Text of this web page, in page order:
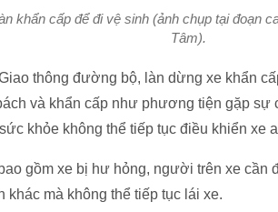
khẩn cấp để đi vệ sinh (ảnh chụp tại đoạn
Tâm).
thông đường bộ, làn dừng xe khẩn
và khẩn cấp như phương tiện gặp sự
khỏe không thể tiếp tục điều khiển xe
gồm xe bị hư hỏng, người trên xe
khác mà không thể tiếp tục lái xe.